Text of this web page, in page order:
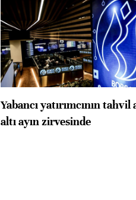
Yabancı yatırımcının tahvil
altı ayın zirvesinde